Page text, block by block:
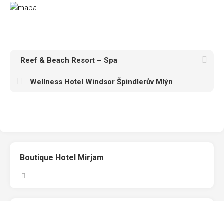
Reef & Beach Resort – Spa
Wellness Hotel Windsor Špindlerův Mlýn
Boutique Hotel Mirjam